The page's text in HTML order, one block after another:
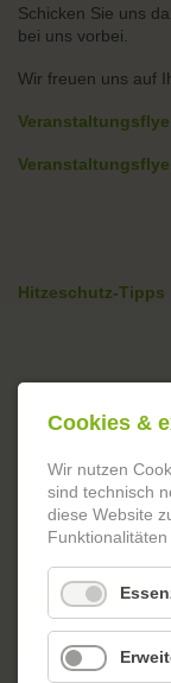
Schicken Sie uns
bei uns vorbei.
Wir freuen uns auf
Hitzeschutz-Tipps
Spieleabend für
19.08.2026 (Mittwoch)
Weiterlesen …
Handarbeits-Café
Cookies &
Wir nutzen
sind technisch
diese Website
Funktionalitäten